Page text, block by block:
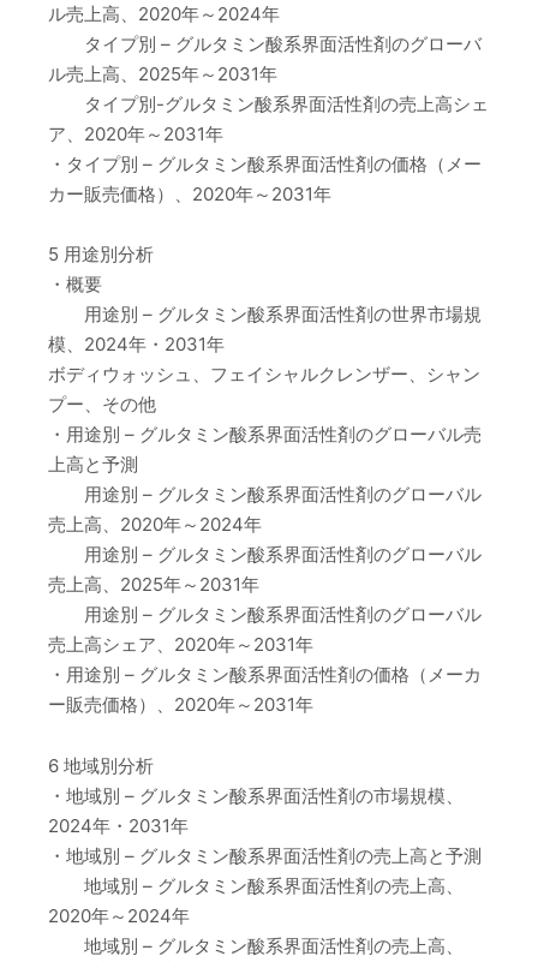
ル売上高、2020年～2024年
タイプ別 – グルタミン酸系界面活性剤のグローバ
ル売上高、2025年～2031年
タイプ別-グルタミン酸系界面活性剤の売上高シェ
ア、2020年～2031年
・タイプ別 – グルタミン酸系界面活性剤の価格（メー
カー販売価格）、2020年～2031年
5 用途別分析
・概要
用途別 – グルタミン酸系界面活性剤の世界市場規
模、2024年・2031年
ボディウォッシュ、フェイシャルクレンザー、シャン
プー、その他
・用途別 – グルタミン酸系界面活性剤のグローバル売
上高と予測
用途別 – グルタミン酸系界面活性剤のグローバル
売上高、2020年～2024年
用途別 – グルタミン酸系界面活性剤のグローバル
売上高、2025年～2031年
用途別 – グルタミン酸系界面活性剤のグローバル
売上高シェア、2020年～2031年
・用途別 – グルタミン酸系界面活性剤の価格（メーカ
ー販売価格）、2020年～2031年
6 地域別分析
・地域別 – グルタミン酸系界面活性剤の市場規模、
2024年・2031年
・地域別 – グルタミン酸系界面活性剤の売上高と予測
地域別 – グルタミン酸系界面活性剤の売上高、
2020年～2024年
地域別 – グルタミン酸系界面活性剤の売上高、